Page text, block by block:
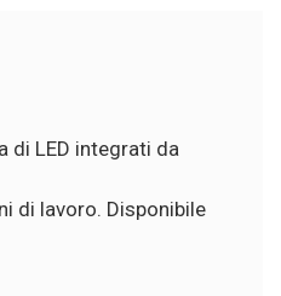
di LED integrati da
di lavoro. Disponibile